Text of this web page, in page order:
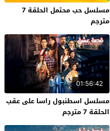
مسلسل حب محتمل الحلقة 7
مترجم
01:56:42
مسلسل اسطنبول راسا على عقب
الحلقة 7 مترجم